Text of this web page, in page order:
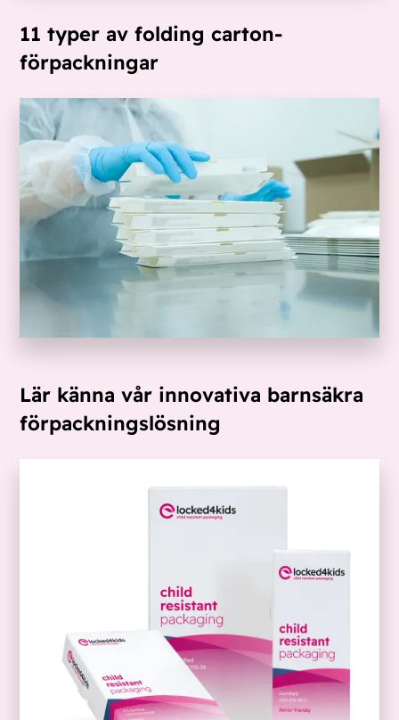
11 typer av folding carton-
förpackningar
Lär känna vår innovativa barnsäkra
förpackningslösning